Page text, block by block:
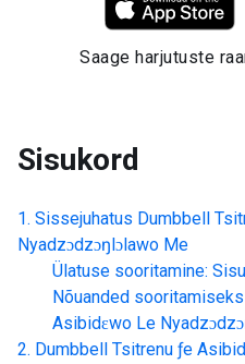
Saage harjutuste
Sisukord
Sissejuhatus Dumbbell
Nyadzɔdzɔŋlɔlawo Me
Ülatuse sooritamine:
Nõuanded sooritamiseks
Asibidɛwo Le
Dumbbell Tsitrenu ƒe